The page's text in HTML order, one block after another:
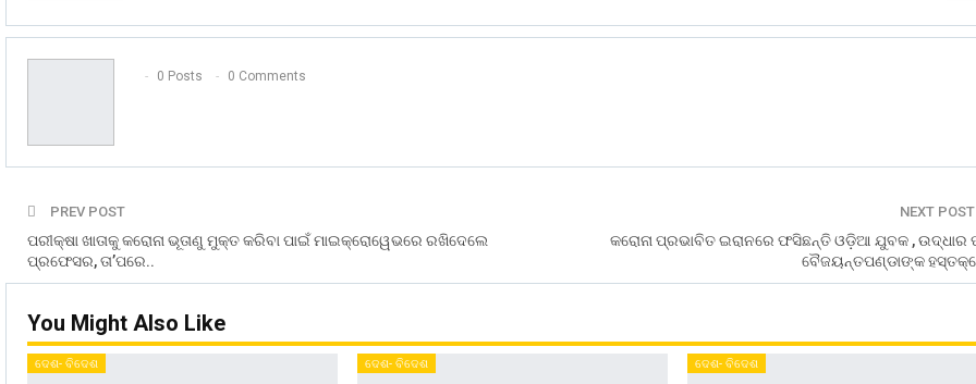
0 Posts 0 Comments
PREV POST
ପରୀକ୍ଷା ଖାତାକୁ କରୋନା ଭୂତାଣୁ ମୁକ୍ତ କରିବା ପାଇଁ ମାଇକ୍ରୋୱେଭରେ ରଖିଦେଲେ
ପ୍ରଫେସର, ତା’ପରେ..
NEXT POST
କରୋନା ପ୍ରଭାବିତ ଇରାନରେ ଫସିଛନ୍ତି ଓଡ଼ିଆ ଯୁବକ , ଉଦ୍ଧାର
ବୈଜୟନ୍ତପଣ୍ଡାଙ୍କ
You Might Also Like
ଦେଶ- ବିଦେଶ ଦେଶ- ବିଦେଶ ଦେଶ- ବିଦେଶ